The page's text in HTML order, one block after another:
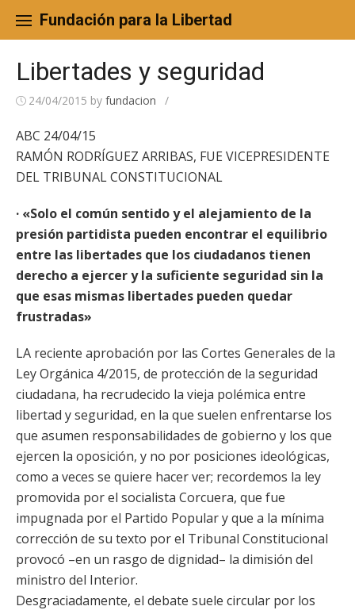
content
Fundación para la Libertad
Libertades y seguridad
24/04/2015 by fundacion /
ABC 24/04/15
RAMÓN RODRÍGUEZ ARRIBAS, FUE VICEPRESIDENTE
DEL TRIBUNAL CONSTITUCIONAL
· «Solo el común sentido y el alejamiento de la
presión partidista pueden encontrar el equilibrio
entre las libertades que los ciudadanos tienen
derecho a ejercer y la suficiente seguridad sin la
que esas mismas libertades pueden quedar
frustradas»
LA reciente aprobación por las Cortes Generales de la
Ley Orgánica 4/2015, de protección de la seguridad
ciudadana, ha recrudecido la vieja polémica entre
libertad y seguridad, en la que suelen enfrentarse los
que asumen responsabilidades de gobierno y los que
ejercen la oposición, y no por posiciones ideológicas,
como a veces se quiere hacer ver; recordemos la ley
promovida por el socialista Corcuera, que fue
impugnada por el Partido Popular y que a la mínima
corrección de su texto por el Tribunal Constitucional
provocó –en un rasgo de dignidad– la dimisión del
ministro del Interior.
Desgraciadamente, el debate suele circular por los